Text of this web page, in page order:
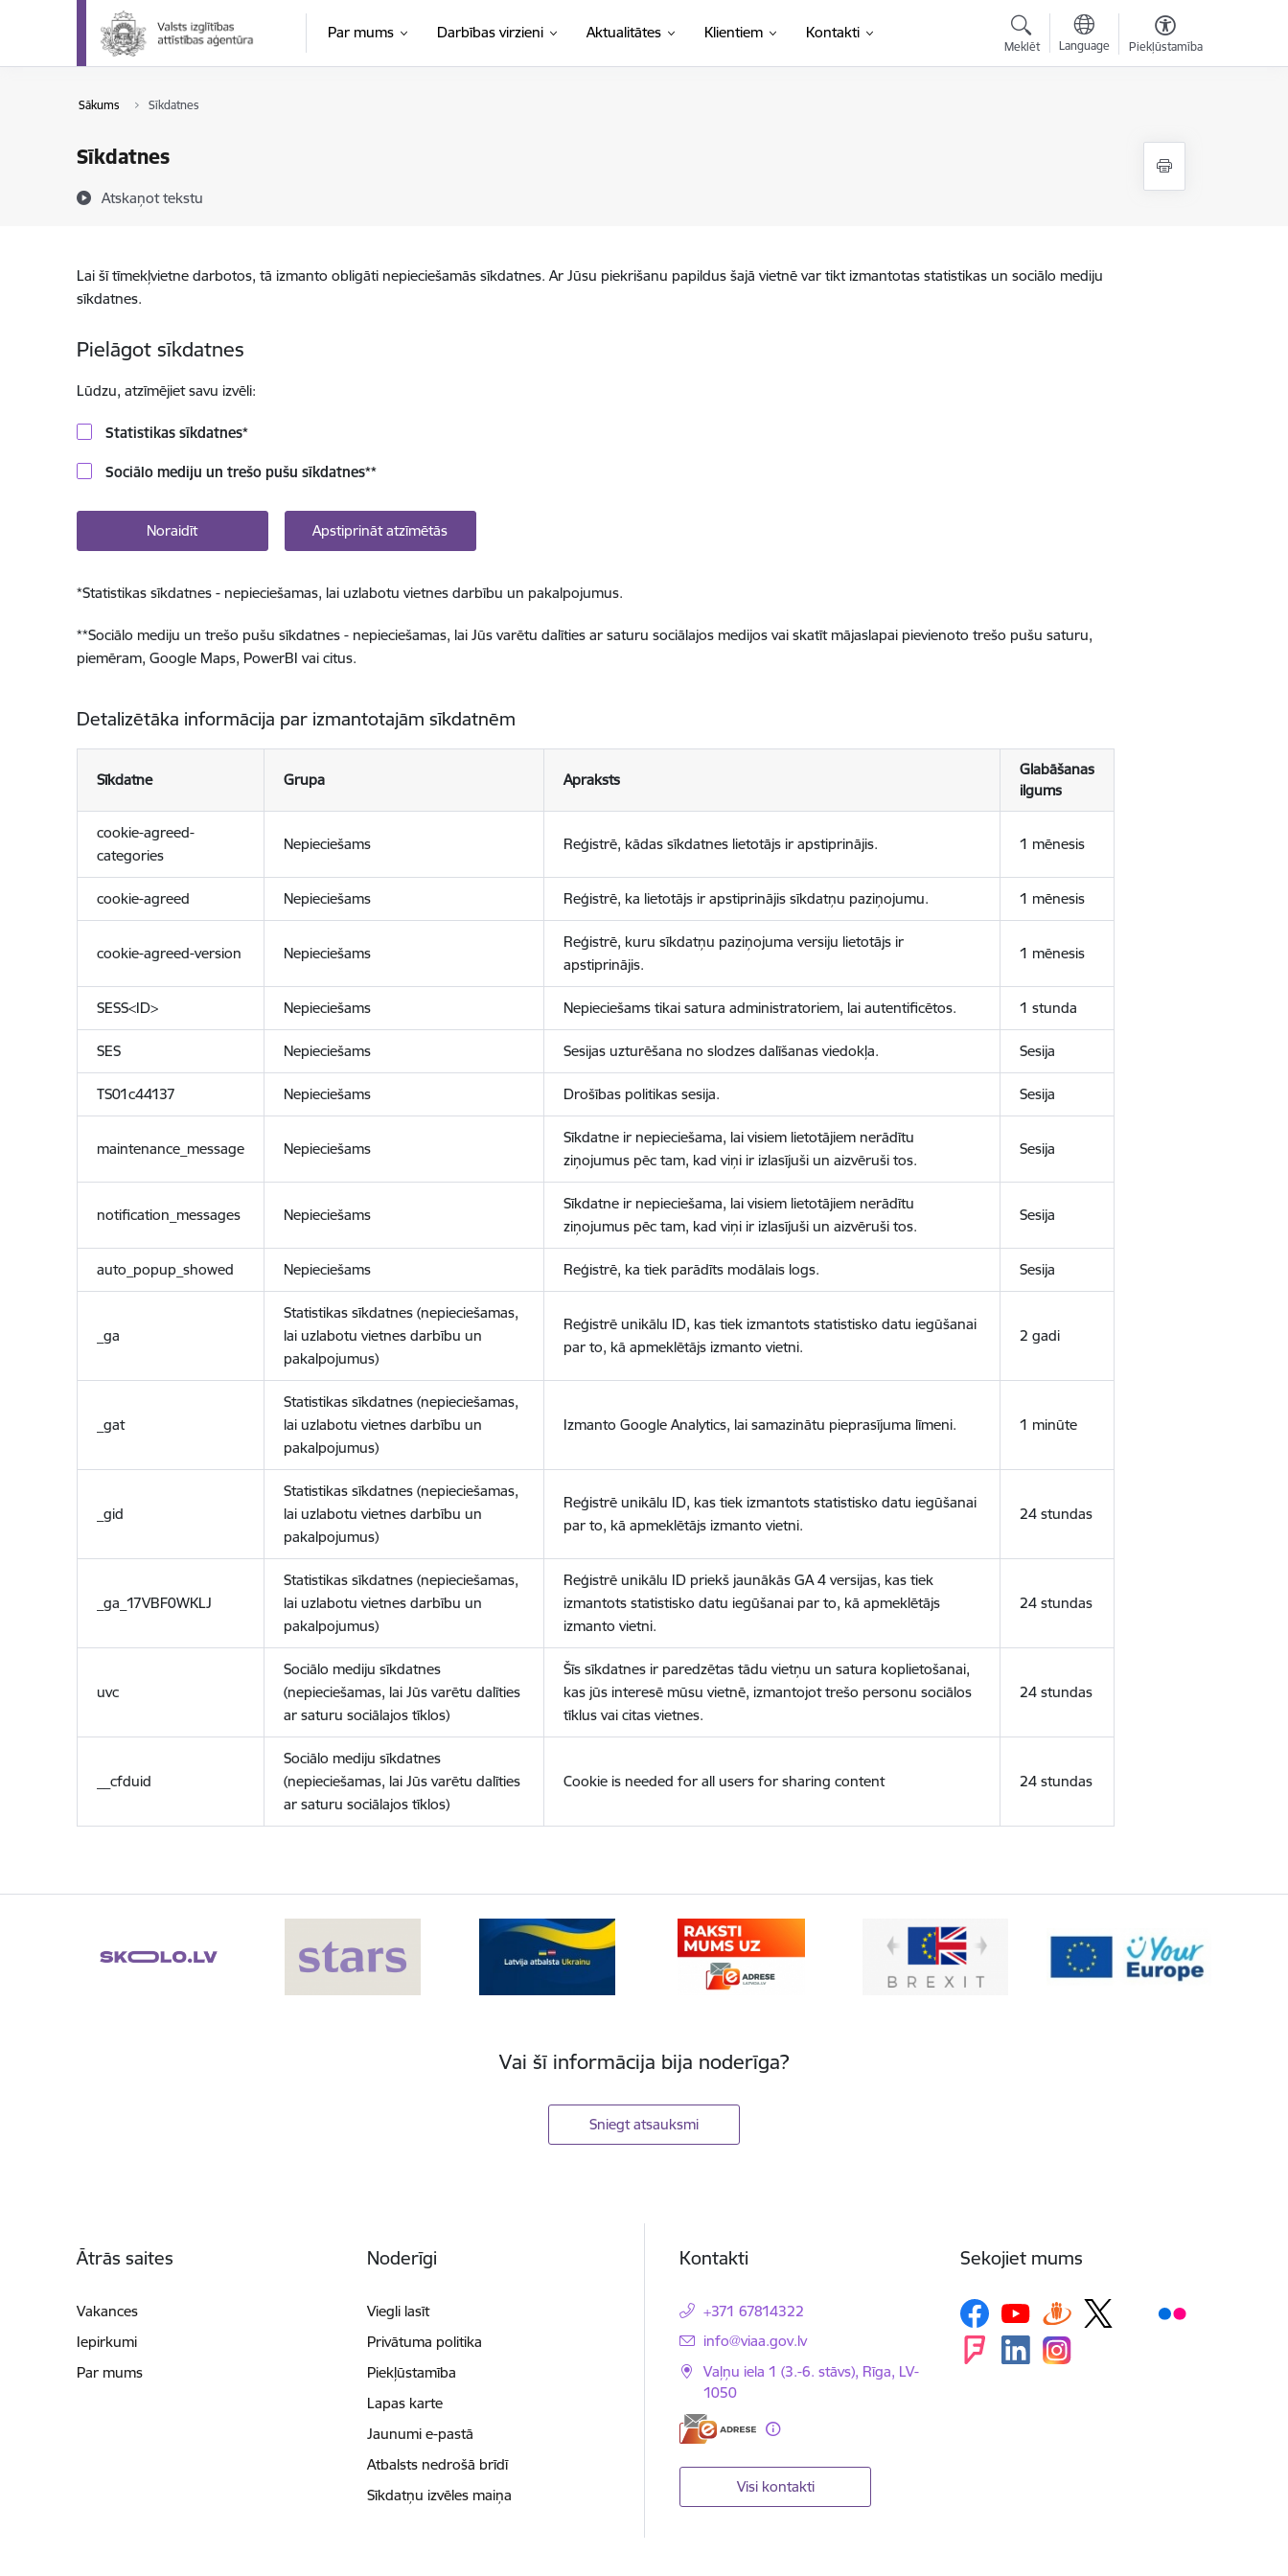
Pāriet uz lapas saturu
Par mums Darbības virzieni Aktualitātes Klientiem Kontakti
Meklēt Language Piekļūstamība
Sākums Sīkdatnes
Sīkdatnes
Atskaņot tekstu
Lai šī tīmekļvietne darbotos, tā izmanto obligāti nepieciešamās sīkdatnes. Ar Jūsu piekrišanu papildus šajā vietnē var tikt izmantotas statistikas un sociālo mediju
sīkdatnes.
Pielāgot sīkdatnes
Lūdzu, atzīmējiet savu izvēli:
Statistikas sīkdatnes*
Sociālo mediju un trešo pušu sīkdatnes**
Noraidīt Apstiprināt atzīmētās
*Statistikas sīkdatnes - nepieciešamas, lai uzlabotu vietnes darbību un pakalpojumus.
**Sociālo mediju un trešo pušu sīkdatnes - nepieciešamas, lai Jūs varētu dalīties ar saturu sociālajos medijos vai skatīt mājaslapai pievienoto trešo pušu saturu,
piemēram, Google Maps, PowerBI vai citus.
Detalizētāka informācija par izmantotajām sīkdatnēm
Sīkdatne Grupa Apraksts
Glabāšanas
ilgums
cookie-agreed-
categories
Nepieciešams Reģistrē, kādas sīkdatnes lietotājs ir apstiprinājis. 1 mēnesis
cookie-agreed Nepieciešams Reģistrē, ka lietotājs ir apstiprinājis sīkdatņu paziņojumu. 1 mēnesis
cookie-agreed-version Nepieciešams
Reģistrē, kuru sīkdatņu paziņojuma versiju lietotājs ir
apstiprinājis.
1 mēnesis
SESS<ID> Nepieciešams Nepieciešams tikai satura administratoriem, lai autentificētos. 1 stunda
SES Nepieciešams Sesijas uzturēšana no slodzes dalīšanas viedokļa. Sesija
TS01c44137 Nepieciešams Drošības politikas sesija. Sesija
maintenance_message Nepieciešams
Sīkdatne ir nepieciešama, lai visiem lietotājiem nerādītu
ziņojumus pēc tam, kad viņi ir izlasījuši un aizvēruši tos.
Sesija
notification_messages Nepieciešams
Sīkdatne ir nepieciešama, lai visiem lietotājiem nerādītu
ziņojumus pēc tam, kad viņi ir izlasījuši un aizvēruši tos.
Sesija
auto_popup_showed Nepieciešams Reģistrē, ka tiek parādīts modālais logs. Sesija
_ga
Statistikas sīkdatnes (nepieciešamas,
lai uzlabotu vietnes darbību un
pakalpojumus)
Reģistrē unikālu ID, kas tiek izmantots statistisko datu iegūšanai
par to, kā apmeklētājs izmanto vietni.
2 gadi
_gat
Statistikas sīkdatnes (nepieciešamas,
lai uzlabotu vietnes darbību un
pakalpojumus)
Izmanto Google Analytics, lai samazinātu pieprasījuma līmeni. 1 minūte
_gid
Statistikas sīkdatnes (nepieciešamas,
lai uzlabotu vietnes darbību un
pakalpojumus)
Reģistrē unikālu ID, kas tiek izmantots statistisko datu iegūšanai
par to, kā apmeklētājs izmanto vietni.
24 stundas
_ga_17VBF0WKLJ
Statistikas sīkdatnes (nepieciešamas,
lai uzlabotu vietnes darbību un
pakalpojumus)
Reģistrē unikālu ID priekš jaunākās GA 4 versijas, kas tiek
izmantots statistisko datu iegūšanai par to, kā apmeklētājs
izmanto vietni.
24 stundas
uvc
Sociālo mediju sīkdatnes
(nepieciešamas, lai Jūs varētu dalīties
ar saturu sociālajos tīklos)
Šīs sīkdatnes ir paredzētas tādu vietņu un satura koplietošanai,
kas jūs interesē mūsu vietnē, izmantojot trešo personu sociālos
tīklus vai citas vietnes.
24 stundas
__cfduid
Sociālo mediju sīkdatnes
(nepieciešamas, lai Jūs varētu dalīties
ar saturu sociālajos tīklos)
Cookie is needed for all users for sharing content 24 stundas
Vai šī informācija bija noderīga?
Sniegt atsauksmi
Ātrās saites
Vakances
Iepirkumi
Par mums
Noderīgi
Viegli lasīt
Privātuma politika
Piekļūstamība
Lapas karte
Jaunumi e-pastā
Atbalsts nedrošā brīdī
Sīkdatņu izvēles maiņa
Kontakti
+371 67814322
E-pasts:
info@viaa.gov.lv
Vaļņu iela 1 (3.-6. stāvs), Rīga, LV-
1050
Visi kontakti
Sekojiet mums